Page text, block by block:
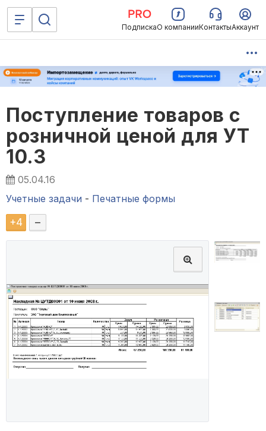
ПодпискаО компанииКонтактыАккаунт
Поступление товаров с
розничной ценой для УТ
10.3
05.04.16
Учетные задачи - Печатные формы
+4 –